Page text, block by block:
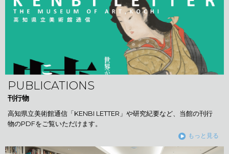
PUBLICATIONS
刊行物
高知県立美術館通信「KENBI LETTER」や研究紀要など、当館の刊行
物のPDFをご覧いただけます。
もっと見る